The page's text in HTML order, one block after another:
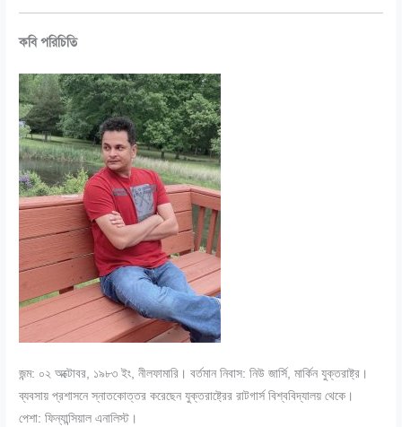
কবি পরিচিতি
জন্ম: ০২ অক্টোবর, ১৯৮৩ ইং, নীলফামারি। বর্তমান নিবাস: নিউ জার্সি, মার্কিন যুক্তরাষ্ট্র।
ব্যবসায় প্রশাসনে স্নাতকোত্তর করেছেন যুক্তরাষ্ট্রের রাটগার্স বিশ্ববিদ্যালয় থেকে।
পেশা: ফিন্যান্সিয়াল এনালিস্ট।